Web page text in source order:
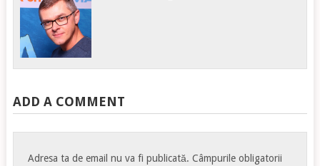
ADD A COMMENT
Adresa ta de email nu va fi publicată. Câmpurile obligatorii